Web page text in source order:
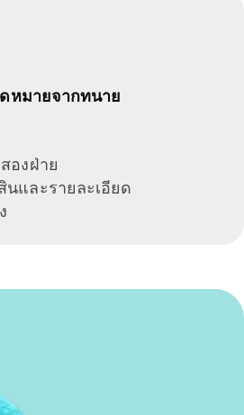
หมายจากทนาย
องฝ่าย
และรายละเอียด